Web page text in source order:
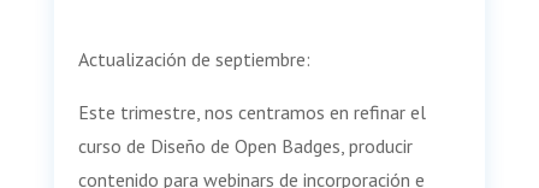
Actualización de septiembre:
Este trimestre, nos centramos en refinar el
curso de Diseño de Open Badges, producir
contenido para webinars de incorporación e